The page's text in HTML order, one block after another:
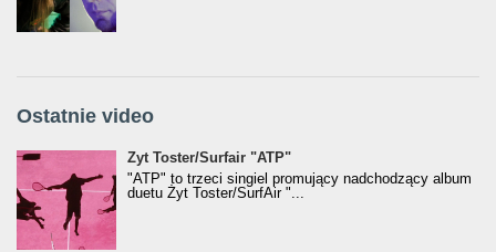
Ostatnie video
Żyt Toster/SurfAir - ATP VIDEO
Żyt Toster/Surfair "ATP"
"ATP" to trzeci singiel promujący nadchodzący album
duetu Żyt Toster/SurfAir "...